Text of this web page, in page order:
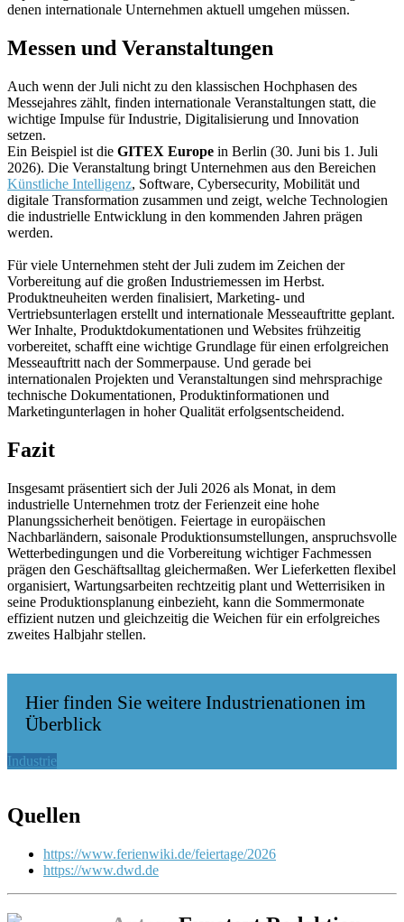
denen internationale Unternehmen aktuell umgehen müssen.
Messen und Veranstaltungen
Auch wenn der Juli nicht zu den klassischen Hochphasen des
Messejahres zählt, finden internationale Veranstaltungen statt, die
wichtige Impulse für Industrie, Digitalisierung und Innovation
setzen.
Ein Beispiel ist die GITEX Europe in Berlin (30. Juni bis 1. Juli
2026). Die Veranstaltung bringt Unternehmen aus den Bereichen
Künstliche Intelligenz, Software, Cybersecurity, Mobilität und
digitale Transformation zusammen und zeigt, welche Technologien
die industrielle Entwicklung in den kommenden Jahren prägen
werden.
Für viele Unternehmen steht der Juli zudem im Zeichen der
Vorbereitung auf die großen Industriemessen im Herbst.
Produktneuheiten werden finalisiert, Marketing- und
Vertriebsunterlagen erstellt und internationale Messeauftritte geplant.
Wer Inhalte, Produktdokumentationen und Websites frühzeitig
vorbereitet, schafft eine wichtige Grundlage für einen erfolgreichen
Messeauftritt nach der Sommerpause. Und gerade bei
internationalen Projekten und Veranstaltungen sind mehrsprachige
technische Dokumentationen, Produktinformationen und
Marketingunterlagen in hoher Qualität erfolgsentscheidend.
Fazit
Insgesamt präsentiert sich der Juli 2026 als Monat, in dem
industrielle Unternehmen trotz der Ferienzeit eine hohe
Planungssicherheit benötigen. Feiertage in europäischen
Nachbarländern, saisonale Produktionsumstellungen, anspruchsvolle
Wetterbedingungen und die Vorbereitung wichtiger Fachmessen
prägen den Geschäftsalltag gleichermaßen. Wer Lieferketten flexibel
organisiert, Wartungsarbeiten rechtzeitig plant und Wetterrisiken in
seine Produktionsplanung einbezieht, kann die Sommermonate
effizient nutzen und gleichzeitig die Weichen für ein erfolgreiches
zweites Halbjahr stellen.
Hier finden Sie weitere Industrienationen im
Überblick
Industrie
Quellen
https://www.ferienwiki.de/feiertage/2026
https://www.dwd.de